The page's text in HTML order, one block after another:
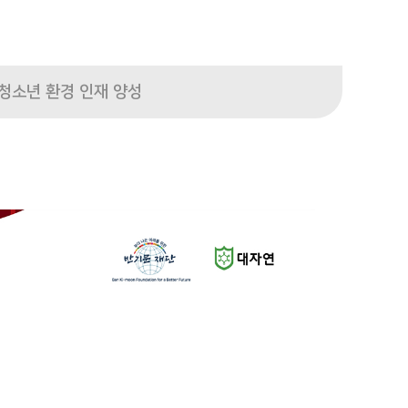
소년 환경 인재 양성